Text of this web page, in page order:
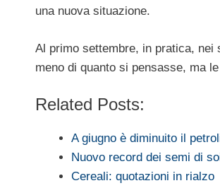
una nuova situazione.
Al primo settembre, in pratica, nei
meno di quanto si pensasse, ma
Related Posts:
A giugno è diminuito il
Nuovo record dei semi di
Cereali: quotazioni in rialzo